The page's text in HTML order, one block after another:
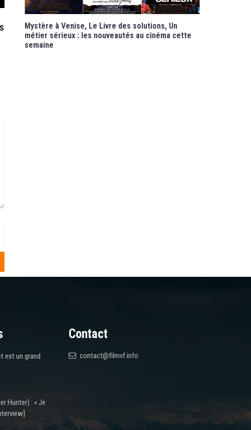
Mystère à Venise, Le Livre des solutions, Un
métier sérieux : les nouveautés au cinéma cette
semaine
est un grand
Hunter) : « Je
Contact
contact@filmvf.info